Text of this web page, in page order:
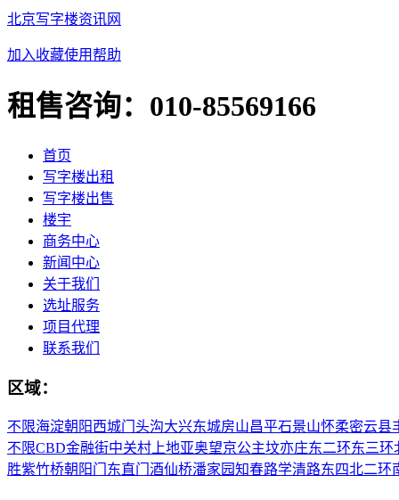
北京写字楼资讯网
加入收藏使用帮助
租售咨询： 010-85569166
首页
写字楼出租
写字楼出售
楼宇
商务中心
新闻中心
关于我们
选址服务
项目代理
联系我们
区域：
不限海淀朝阳西城门头沟大兴东城房山昌平石景山怀柔密云县
不限CBD金融街中关村 上地亚奥望京公主坟亦庄东二环东三环
胜紫竹桥朝阳门 东直门 酒仙桥潘家园知春路学清路东四北二环